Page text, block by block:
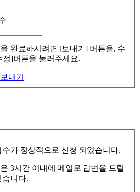
완료하시려면 [보내기] 버튼을, 수
정]버튼을 눌러주세요.
보내기
수가 정상적으로 신청 되었습니다.
3시간 이내에 메일로 답변을 드릴
습니다.